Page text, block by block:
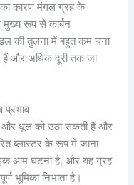
कारण मंगल ग्रह के
रूप से कार्बन
की तुलना में बहुत कम घना
हैं और अधिक दूरी तक जा
प्रभाव
और धूल को उठा सकती हैं और
ब्लास्टर के रूप में जाना
एक आम घटना है, और यह ग्रह
भूमिका निभाता है।